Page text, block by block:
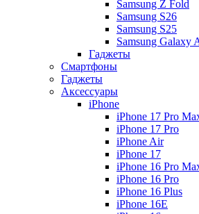
Samsung Z Fold
Samsung S26
Samsung S25
Samsung Galaxy
Гаджеты
Смартфоны
Гаджеты
Аксессуары
iPhone
iPhone 17 Pro
iPhone 17 Pro
iPhone Air
iPhone 17
iPhone 16 Pro
iPhone 16 Pro
iPhone 16 Plus
iPhone 16E